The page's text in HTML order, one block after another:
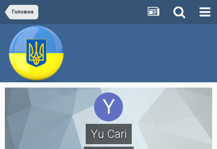
Головна
Yu Cari